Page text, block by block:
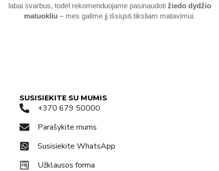
labai svarbus, todėl rekomenduojame pasinaudoti žiedo dydžio
matuokliu – mes galime jį išsiųsti tiksliam matavimui.
SUSISIEKITE SU MUMIS
+370 679 50000
Parašykite mums
Susisiekite WhatsApp
Užklausos forma